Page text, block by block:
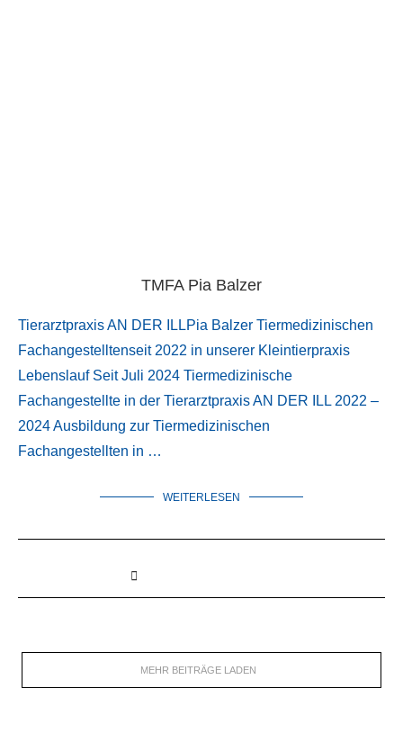
TMFA Pia Balzer
Tierarztpraxis AN DER ILLPia Balzer Tiermedizinischen
Fachangestelltenseit 2022 in unserer Kleintierpraxis
Lebenslauf Seit Juli 2024 Tiermedizinische
Fachangestellte in der Tierarztpraxis AN DER ILL 2022 –
2024 Ausbildung zur Tiermedizinischen
Fachangestellten in …
WEITERLESEN
MEHR BEITRÄGE LADEN